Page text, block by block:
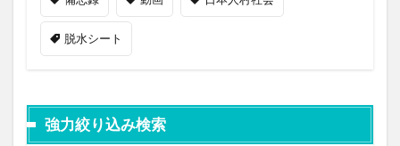
脱水シート
強力絞り込み検索